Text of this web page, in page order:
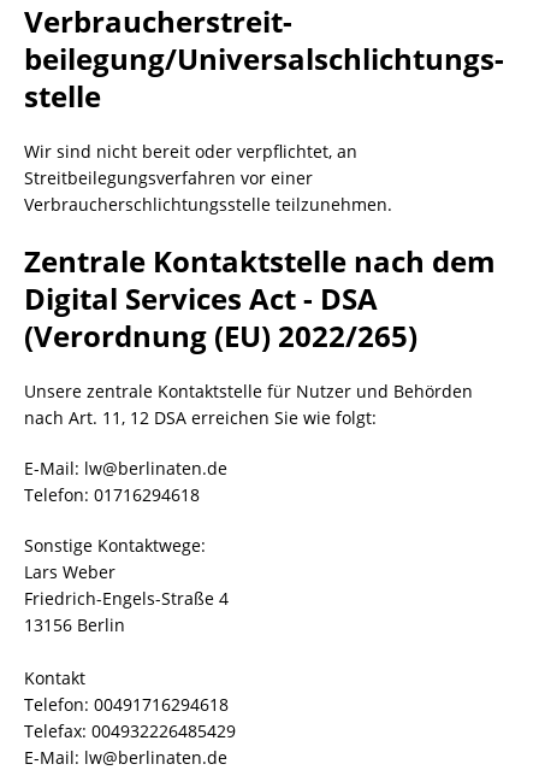
Verbraucher­streit­
beilegung/Universal­schlichtungs­
stelle
Wir sind nicht bereit oder verpflichtet, an
Streitbeilegungsverfahren vor einer
Verbraucherschlichtungsstelle teilzunehmen.
Zentrale Kontaktstelle nach dem
Digital Services Act - DSA
(Verordnung (EU) 2022/265)
Unsere zentrale Kontaktstelle für Nutzer und Behörden
nach Art. 11, 12 DSA erreichen Sie wie folgt:
E-Mail: lw@berlinaten.de
Telefon: 01716294618
Sonstige Kontaktwege:
Lars Weber
Friedrich-Engels-Straße 4
13156 Berlin
Kontakt
Telefon: 00491716294618
Telefax: 004932226485429
E-Mail: lw@berlinaten.de